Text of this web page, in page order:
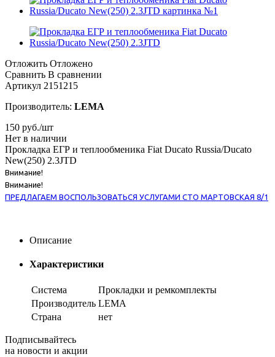
Отложить Отложено
Сравнить В сравнении
Артикул 2151215
Производитель: LEMA
150 руб./шт
Нет в наличии
Прокладка ЕГР и теплообменика Fiat Ducato Russia/Ducato
New(250) 2.3JTD
Внимание!
Внимание!
ПРЕДЛАГАЕМ ВОСПОЛЬЗОВАТЬСЯ УСЛУГАМИ СТО МАРТОВСКАЯ 8/1
Описание
Характеристики
Система
Прокладки и ремкомплекты
Производитель LEMA
Страна
нет
Подписывайтесь
на новости и акции